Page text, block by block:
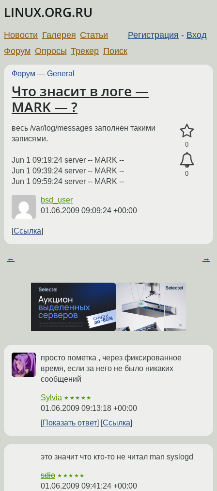
LINUX.ORG.RU
Регистрация - Вход
Новости Галерея Статьи
Форум Опросы Трекер Поиск
Форум — General
Что знасит в логе —
MARK — ?
0
0
весь /var/log/messages заполнен такими
записями.
Jun 1 09:19:24 server -- MARK --
Jun 1 09:39:24 server -- MARK --
Jun 1 09:59:24 server -- MARK --
bsd_user
01.06.2009 09:09:24 +00:00
Ссылка
← →
просто пометка , через фиксированное
время, если за него не было никаких
сообщений
Sylvia ★★★★★
01.06.2009 09:13:18 +00:00
Показать ответ
Ссылка
это значит что кто-то не читал man syslogd
sdio ★★★★★
01.06.2009 09:41:24 +00:00